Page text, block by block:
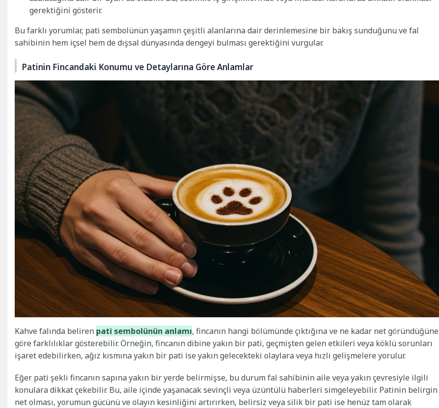
gerektiğini gösterir.
Bu farklı yorumlar, pati sembolünün yaşamın çeşitli alanlarına dair derinlemesine bir bakış sunduğunu ve fal
sahibinin hem içsel hem de dışsal dünyasında dengeyi bulması gerektiğini vurgular.
Patinin Fincandaki Konumu ve Detaylarına Göre Anlamlar
Kahve falında beliren pati sembolünün anlamı, fincanın hangi bölümünde çıktığına ve ne kadar net göründüğüne
göre farklılıklar gösterebilir. Örneğin, fincanın dibine yakın bir pati, geçmişten gelen etkileri veya köklü sorunları
işaret edebilirken, ağız kısmına yakın bir pati ise yakın gelecekteki olaylara veya hızlı gelişmelere yorulur.
Eğer pati şekli fincanın sapına yakın bir yerde belirmişse, bu durum fal sahibinin aile veya yakın çevresiyle ilgili
konulara dikkat çekebilir. Bu, aile içinde yaşanacak sevinçli veya üzüntülü haberleri simgeleyebilir. Patinin belirgin
net olması, yorumun gücünü ve olayın kesinliğini artırırken, belirsiz veya silik bir pati ise henüz tam olarak